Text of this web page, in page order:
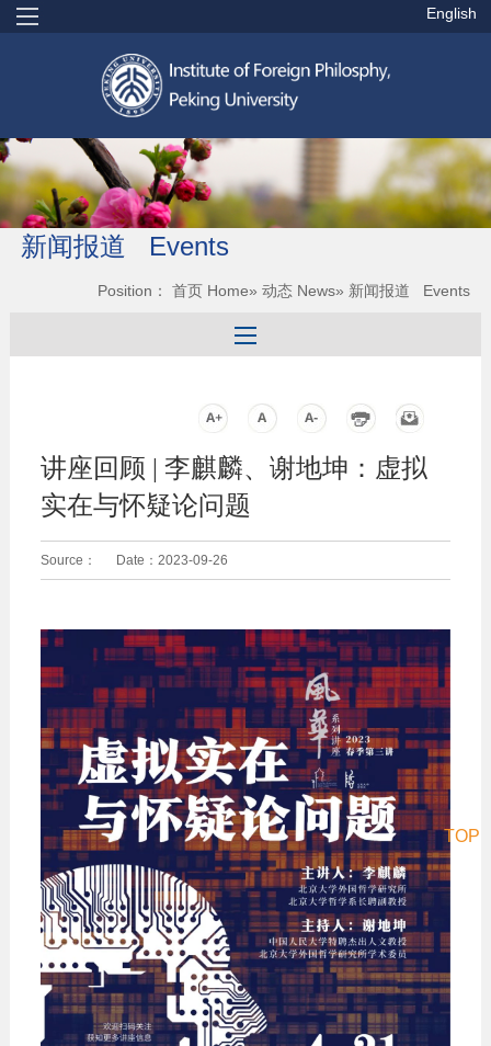
English
新闻报道 Events
Position：首页 Home»动态 News» 新闻报道 Events
讲座回顾 | 李麒麟、谢地坤：虚拟
实在与怀疑论问题
Source： Date： 2023-09-26
TOP